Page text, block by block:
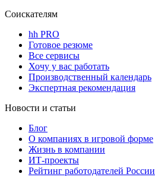
Соискателям
hh PRO
Готовое резюме
Все сервисы
Хочу у вас работать
Производственный календарь
Экспертная рекомендация
Новости и статьи
Блог
О компаниях в игровой форме
Жизнь в компании
ИТ-проекты
Рейтинг работодателей России